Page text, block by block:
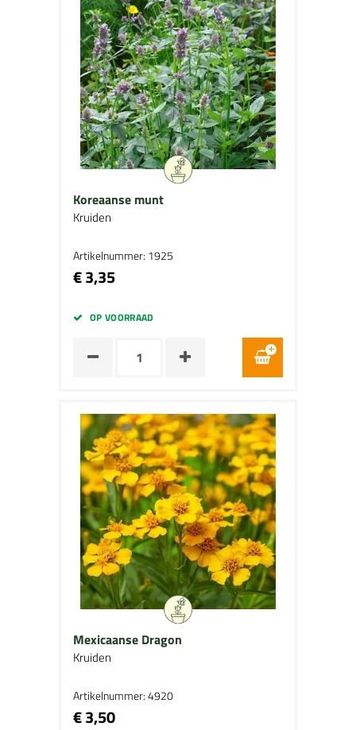
Koreaanse munt
Kruiden
Artikelnummer: 1925
€ 3,35
OP VOORRAAD
Mexicaanse Dragon
Kruiden
Artikelnummer: 4920
€ 3,50